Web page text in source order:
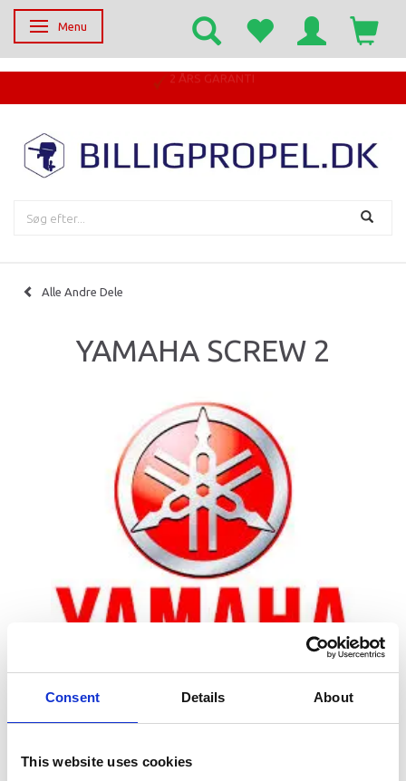
Consent Details About
This website uses cookies
Skifte navigation
Menu
2 ÅRS GARANTI
Alle Andre Dele
YAMAHA SCREW 2